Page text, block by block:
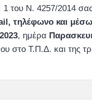
Ν. 4257/2014
, τηλέφωνο και
, ημέρα
στο Τ.Π.Δ. και